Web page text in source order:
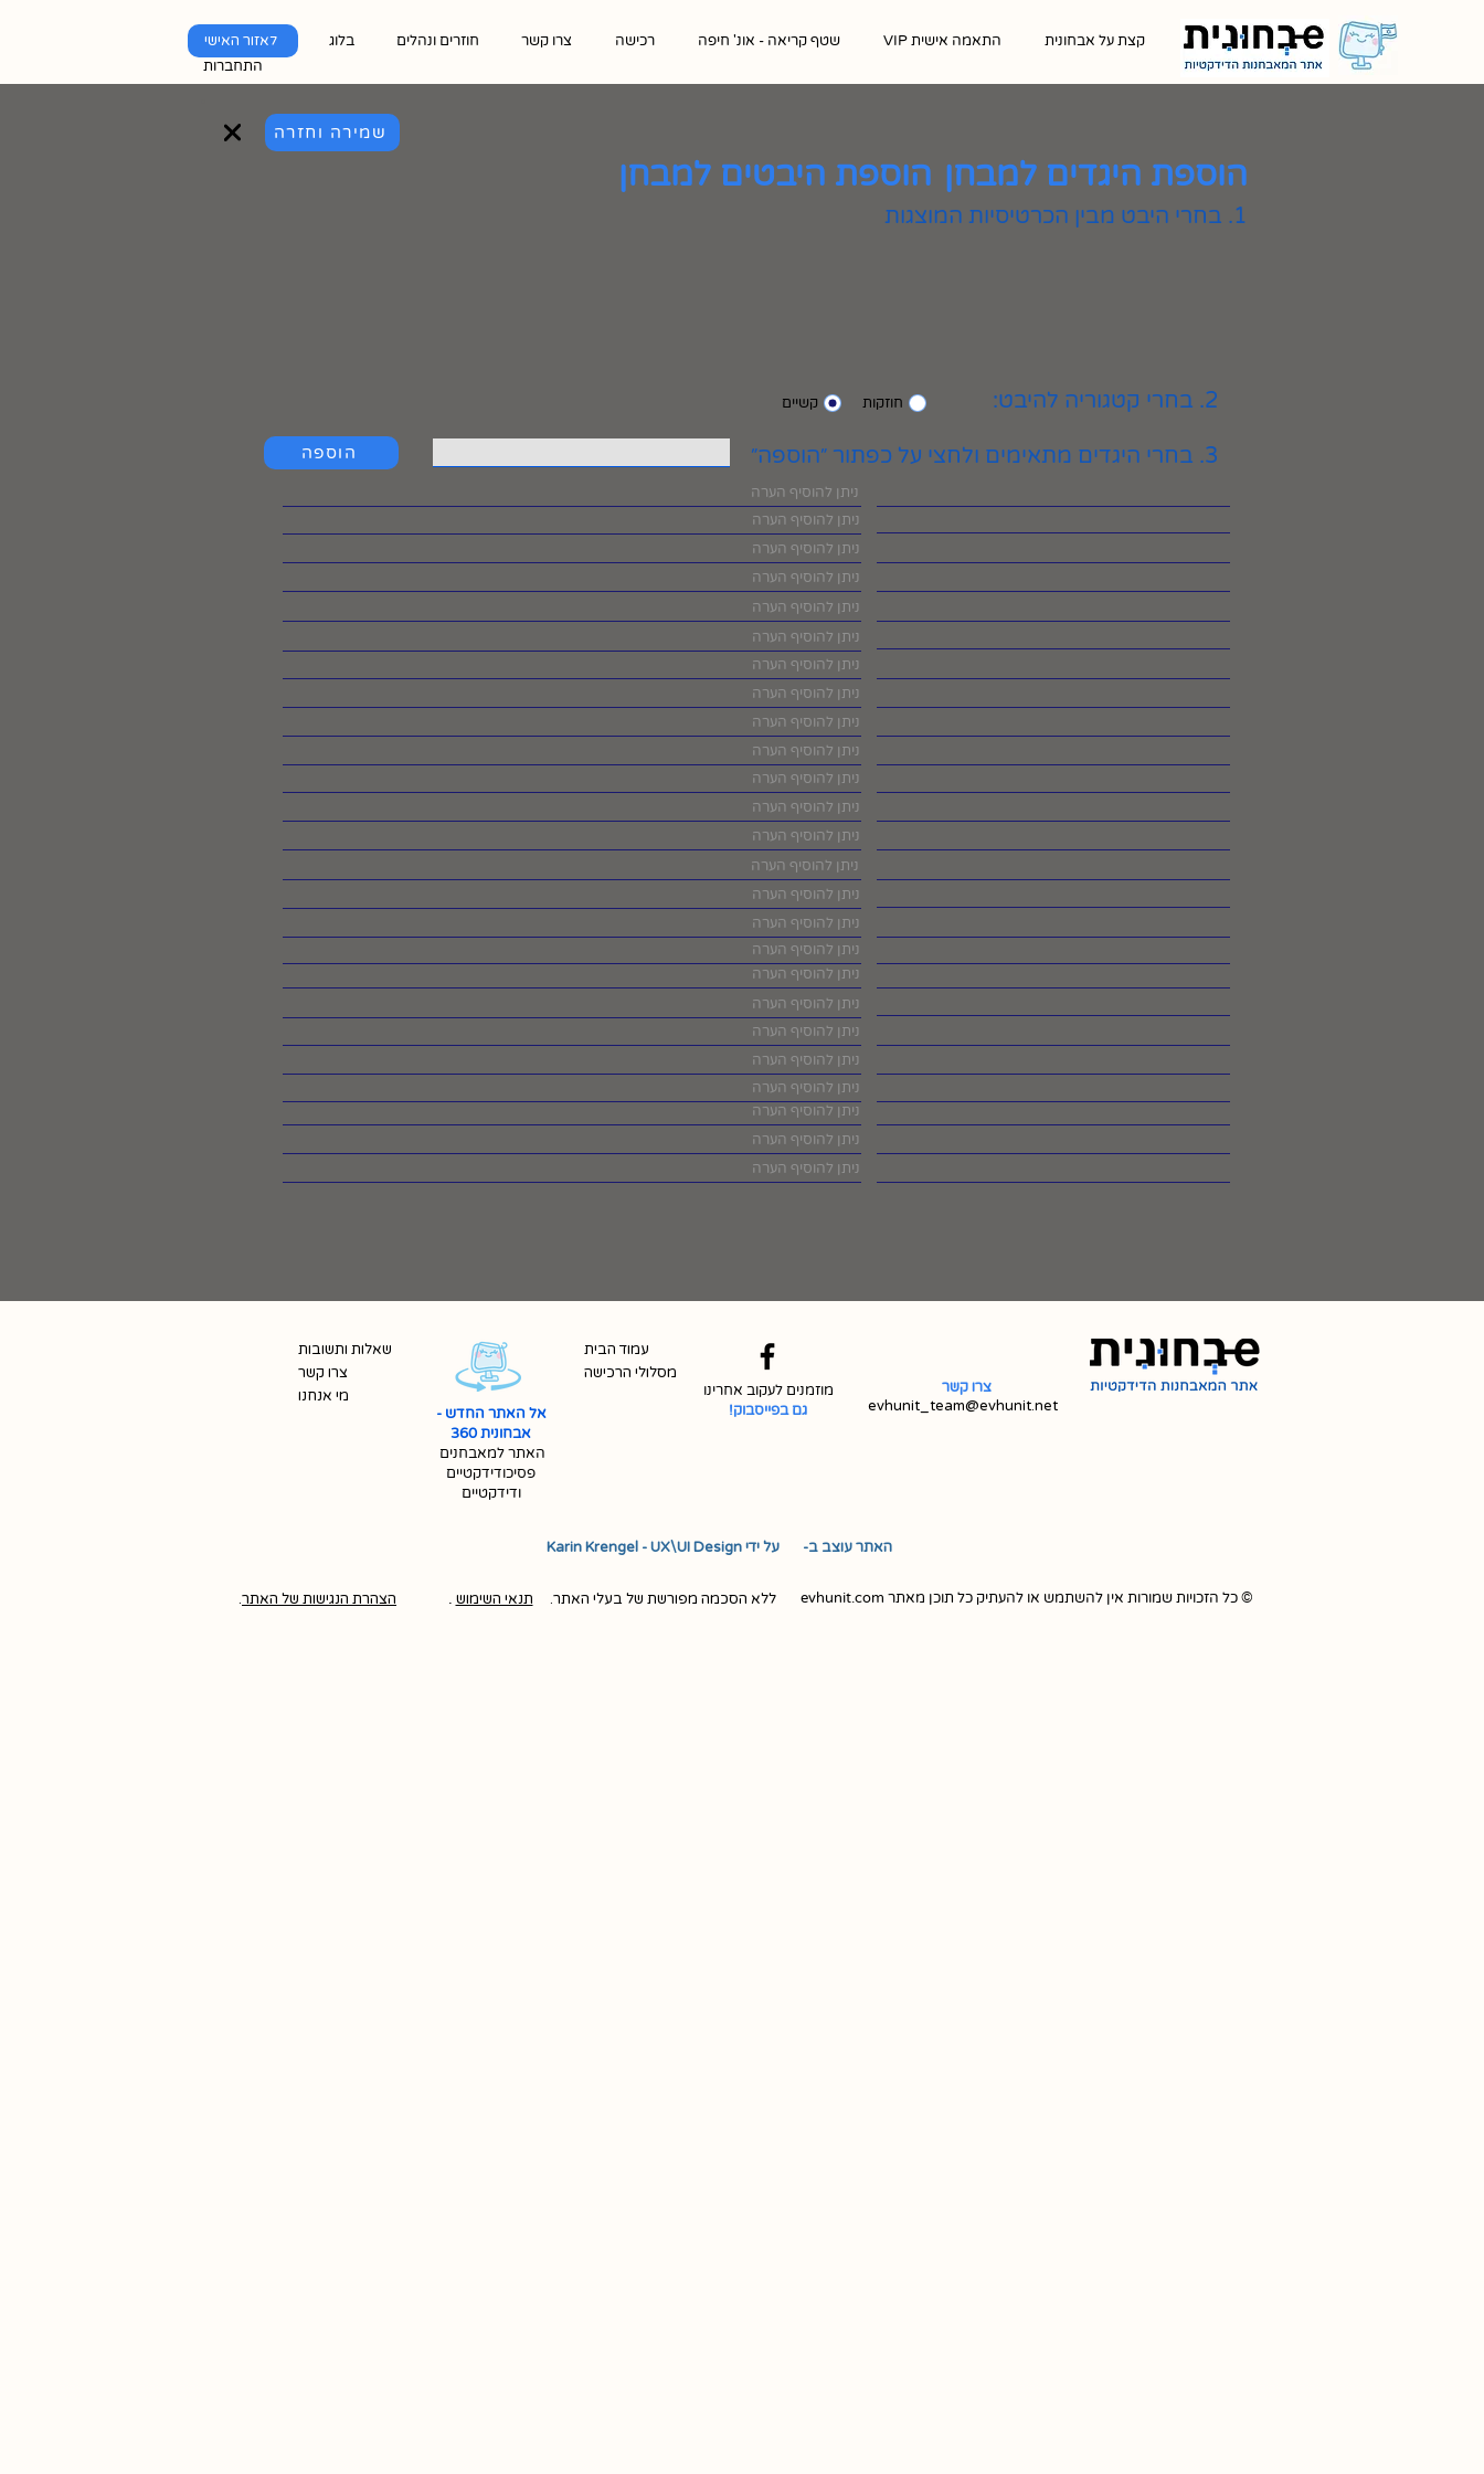
לאזור האישי
התחברות
קצת על אבחונית התאמה אישית VIP שטף קריאה - אונ' חיפה רכישה צרו קשר חוזרים ונהלים בלוג
שמירה וחזרה
הוספת היבטים למבחן הוספת היגדים למבחן
1. בחרי היבט מבין הכרטיסיות המוצגות
חוזקות קשיים 2. בחרי קטגוריה להיבט:
הוספה 3. בחרי היגדים מתאימים ולחצי על כפתור ״הוספה״
שאלות ותשובות
צרו קשר
מי אנחנו
עמוד הבית
מסלולי הרכישה
אל האתר החדש -
אבחונית 360
האתר למאבחנים
פסיכודידקטיים
ודידקטיים
מוזמנים לעקוב אחרינו
גם בפייסבוק!
צרו קשר
evhunit_team@evhunit.net
האתר עוצב ב- ​ ​ על ידי Karin Krengel - UX\UI Design
הצהרת הנגישות של האתר. ללא הסכמה מפורשת של בעלי האתר. תנאי השימוש . © כל הזכויות שמורות אין להשתמש או להעתיק כל תוכן מאתר evhunit.com